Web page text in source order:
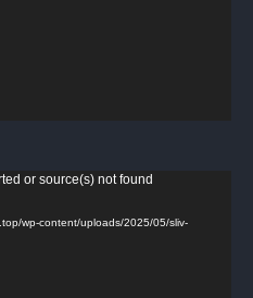
or source(s) not found
wp-content/uploads/2025/05/sliv-